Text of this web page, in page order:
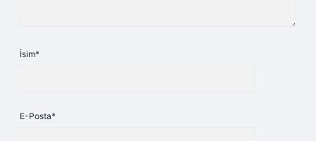
İsim*
E-Posta*